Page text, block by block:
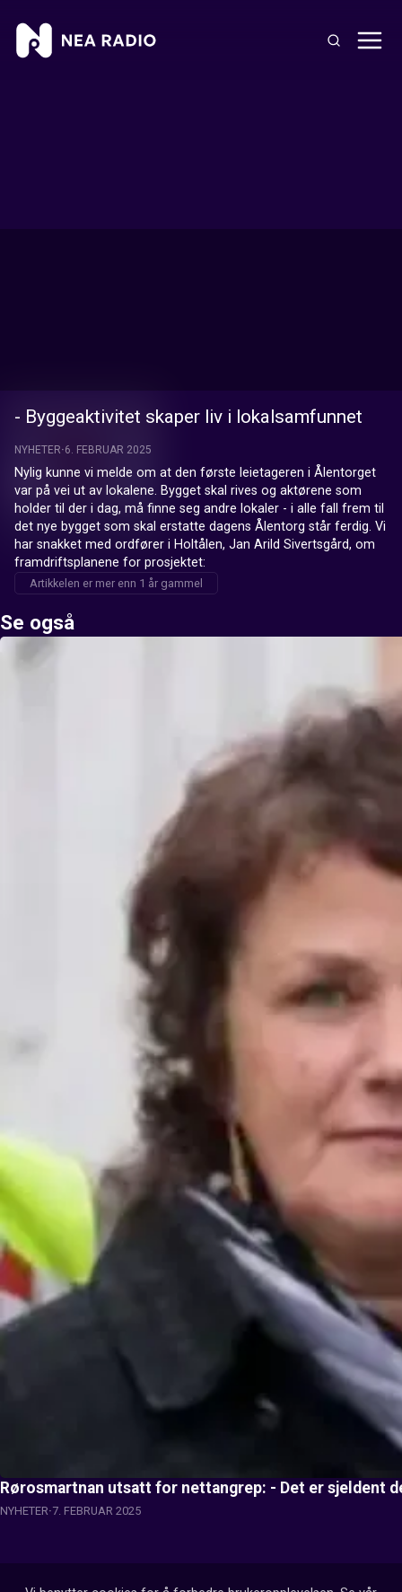
- Byggeaktivitet skaper liv i lokalsamfunnet
NYHETER 6. FEBRUAR 2025
Nylig kunne vi melde om at den første leietageren i Ålentorget
var på vei ut av lokalene. Bygget skal rives og aktørene som
holder til der i dag, må finne seg andre lokaler - i alle fall frem til
det nye bygget som skal erstatte dagens Ålentorg står ferdig. Vi
har snakket med ordfører i Holtålen, Jan Arild Sivertsgård, om
framdriftsplanene for prosjektet:
Artikkelen er mer enn 1 år gammel
Se også
Rørosmartnan utsatt for nettangrep: - Det er sjeldent
NYHETER 7. FEBRUAR 2025